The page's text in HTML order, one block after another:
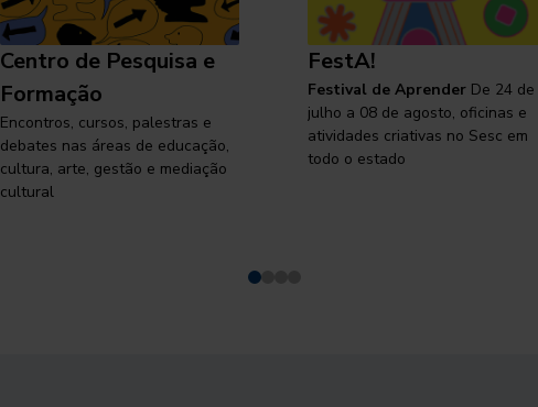
Centro de Pesquisa e
Formação
Encontros, cursos, palestras e
debates nas áreas de educação,
cultura, arte, gestão e mediação
cultural
FestA!
Festival de Aprender De 24 de
julho a 08 de agosto, oficinas e
atividades criativas no Sesc em
todo o estado